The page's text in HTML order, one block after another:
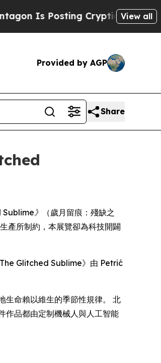
Is Posting Cryptic BiblicalView all
Provided by AGP
Share
》
（歲月留痕：殘缺之
產所制約，本展覽卻為科技開闢
The Glitched Sublime》由 Petrić
生命賴以維生的季節性規律。 北
作品都由定制機械人與人工智能